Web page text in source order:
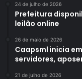
24 de julho de 2026
Prefeitura
leilão online
26 de maio de 2026
Caapsml inicia
servidores,
21 de julho de 2026